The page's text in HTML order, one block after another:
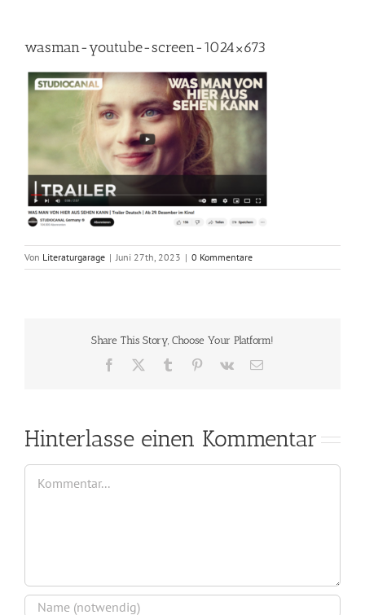
wasman-youtube-screen-1024×673
Von Literaturgarage | Juni 27th, 2023 | 0 Kommentare
Share This Story, Choose Your Platform!
Facebook Tumblr Pinterest
Vk
E-
Hinterlasse einen Kommentar
Kommentar